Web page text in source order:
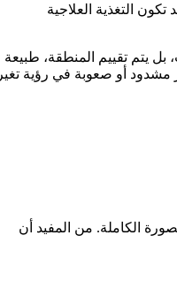
التغذية العلاجية
يتم تقييم المنطقة، طبيعة
مشدود أو صعوبة في رؤية تغير
الكاملة. من المفيد أن